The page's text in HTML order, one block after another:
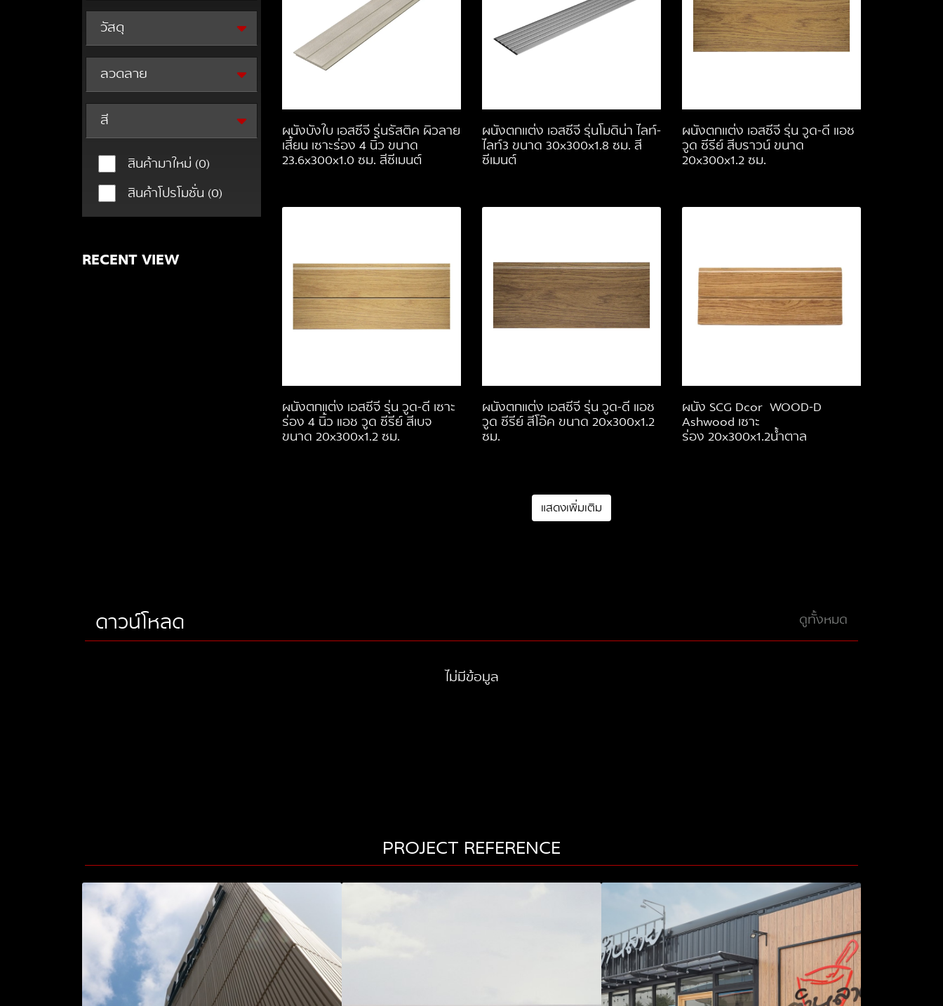
วัสดุ
ลวดลาย
สี
สินค้ามาใหม่ (0)
สินค้าโปรโมชั่น (0)
RECENT VIEW
ผนังบังใบ เอสซีจี รุ่นรัสติค ผิวลาย
เสี้ยน เซาะร่อง 4 นิ้ว ขนาด
23.6x300x1.0 ซม. สีซีเมนต์
ผนังตกแต่ง เอสซีจี รุ่นโมดิน่า ไลท์-
ไลท์3 ขนาด 30x300x1.8 ซม. สี
ซีเมนต์
ผนังตกแต่ง เอสซีจี รุ่น วูด-ดี แอช
วูด ซีรีย์ สีบราวน์ ขนาด
20x300x1.2 ซม.
ผนังตกแต่ง เอสซีจี รุ่น วูด-ดี เซาะ
ร่อง 4 นิ้ว แอช วูด ซีรีย์ สีเบจ
ขนาด 20x300x1.2 ซม.
ผนังตกแต่ง เอสซีจี รุ่น วูด-ดี แอช
วูด ซีรีย์ สีโอ๊ค ขนาด 20x300x1.2
ซม.
ผนัง SCG Dcor WOOD-D
Ashwood เซาะ
ร่อง 20x300x1.2น้ำตาล
แสดงเพิ่มเติม
ดาวน์โหลด ดูทั้งหมด
ไม่มีข้อมูล
PROJECT REFERENCE